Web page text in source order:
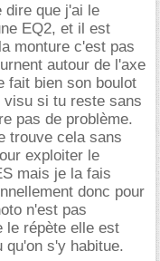
dire que j'ai le
EQ2, et il est
monture c'est pas
autour de l'axe
fait bien son boulot
visu si tu reste sans
pas de problème.
trouve cela sans
exploiter le
mais je la fais
donc pour
n'est pas
le répète elle est
qu'on s'y habitue.